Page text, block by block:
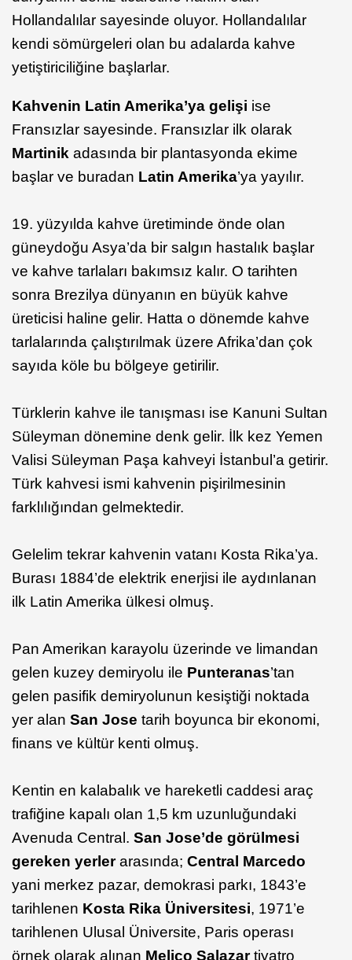
Hollandalılar sayesinde oluyor. Hollandalılar
kendi sömürgeleri olan bu adalarda kahve
yetiştiriciliğine başlarlar.
Kahvenin Latin Amerika’ya gelişi ise
Fransızlar sayesinde. Fransızlar ilk olarak
Martinik adasında bir plantasyonda ekime
başlar ve buradan Latin Amerika’ya yayılır.
19. yüzyılda kahve üretiminde önde olan
güneydoğu Asya’da bir salgın hastalık başlar
ve kahve tarlaları bakımsız kalır. O tarihten
sonra Brezilya dünyanın en büyük kahve
üreticisi haline gelir. Hatta o dönemde kahve
tarlalarında çalıştırılmak üzere Afrika’dan çok
sayıda köle bu bölgeye getirilir.
Türklerin kahve ile tanışması ise Kanuni Sultan
Süleyman dönemine denk gelir. İlk kez Yemen
Valisi Süleyman Paşa kahveyi İstanbul’a getirir.
Türk kahvesi ismi kahvenin pişirilmesinin
farklılığından gelmektedir.
Gelelim tekrar kahvenin vatanı Kosta Rika’ya.
Burası 1884’de elektrik enerjisi ile aydınlanan
ilk Latin Amerika ülkesi olmuş.
Pan Amerikan karayolu üzerinde ve limandan
gelen kuzey demiryolu ile Punteranas’tan
gelen pasifik demiryolunun kesiştiği noktada
yer alan San Jose tarih boyunca bir ekonomi,
finans ve kültür kenti olmuş.
Kentin en kalabalık ve hareketli caddesi araç
trafiğine kapalı olan 1,5 km uzunluğundaki
Avenuda Central. San Jose’de görülmesi
gereken yerlerarasında; Central Marcedo
yani merkez pazar, demokrasi parkı, 1843’e
tarihlenen Kosta Rika Üniversitesi, 1971’e
tarihlenen Ulusal Üniversite, Paris operası
örnek olarak alınan Melico Salazartiyatro